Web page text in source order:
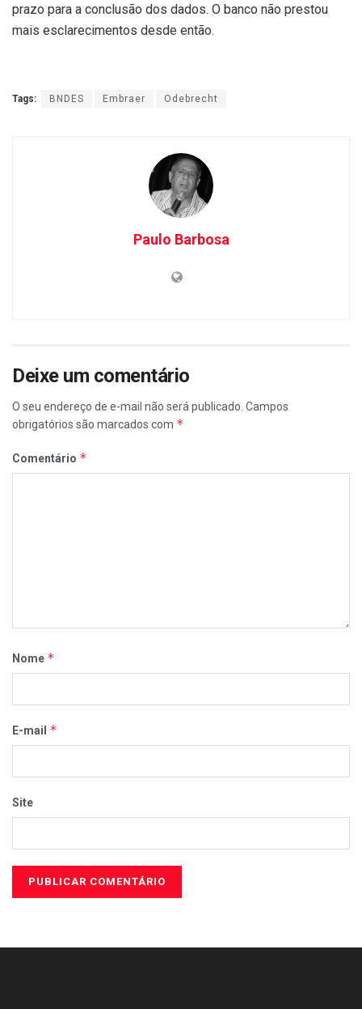
prazo para a conclusão dos dados. O banco não prestou
mais esclarecimentos desde então.
Tags: BNDES Embraer Odebrecht
Paulo Barbosa
Deixe um comentário
O seu endereço de e-mail não será publicado. Campos
obrigatórios são marcados com *
Comentário *
Nome *
E-mail *
Site